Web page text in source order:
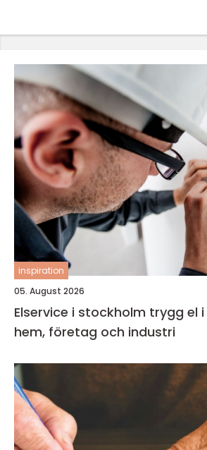
inspiration
05. August 2026
Elservice i stockholm trygg el i vardagen för
hem, företag och industri